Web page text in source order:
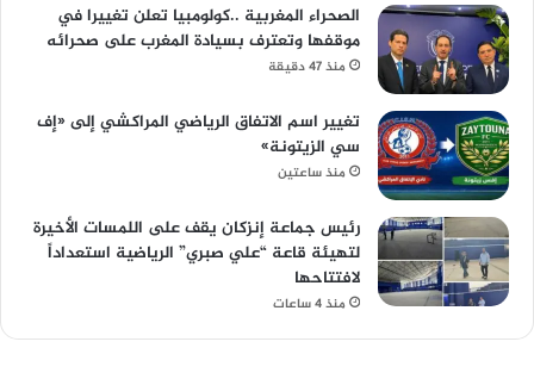
الصحراء المغربية ..كولومبيا تعلن تغييرا في
موقفها وتعترف بسيادة المغرب على صحرائه
منذ 47 دقيقة
تغيير اسم الاتفاق الرياضي المراكشي إلى «إف
سي الزيتونة»
منذ ساعتين
رئيس جماعة إنزكان يقف على اللمسات الأخيرة
لتهيئة قاعة “علي صبري” الرياضية استعداداً
لافتتاحها
منذ 4 ساعات